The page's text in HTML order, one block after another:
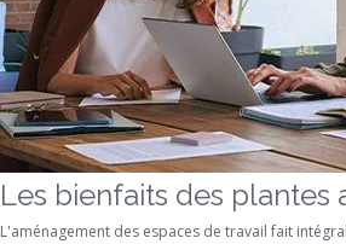
Les bienfaits des plantes
L'aménagement des espaces de travail fait